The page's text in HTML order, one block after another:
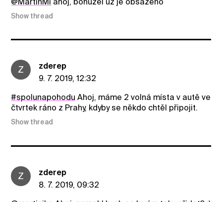
Show thread
Z
zderep
9. 7. 2019, 12:32
#spolunapohodu Ahoj, máme 2 volná místa v autě ve
čtvrtek ráno z Prahy, kdyby se někdo chtěl připojit.
Show thread
Z
zderep
8. 7. 2019, 09:32